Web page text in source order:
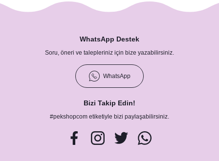
WhatsApp Destek
Soru, öneri ve talepleriniz için bize yazabilirsiniz.
WhatsApp
Bizi Takip Edin!
#pekshopcom etiketiyle bizi paylaşabilirsiniz.